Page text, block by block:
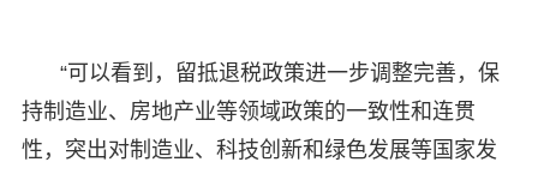
“可以看到，留抵退税政策进一步调整完善，保
持制造业、房地产业等领域政策的一致性和连贯
性，突出对制造业、科技创新和绿色发展等国家发